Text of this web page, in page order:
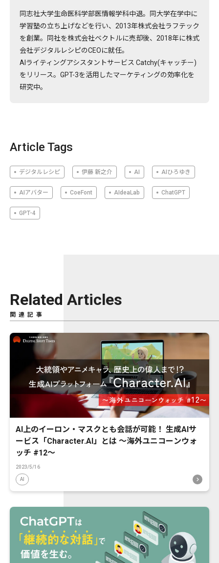
同志社大学生命医科学部医情報学科中退。同大学在学中に
学習塾の立ち上げなどを行い、2013年株式会社ラフテック
を創業。同社を株式会社ベクトルに売却後、2018年に株式
会社デジタルレシピのCEOに就任。
AIライティングアシスタントサービス Catchy(キャッチー)
をリリース。GPT-3を活用したマーケティングの効率化を
研究中。
Article Tags
デジタルレシピ 伊藤 新之介 AI AIひろゆき
AIアバター CoeFont AIdeaLab ChatGPT
GPT-4
Related Articles
関連記事
AI上のイーロン・マスクとも会話が可能！ 生成AIサ
ービス「Character.AI」とは 〜海外ユニコーンウォ
ッチ #12〜
2023/5/16
AI